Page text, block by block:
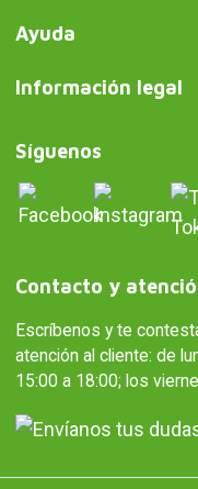
Ayuda
Información legal
Síguenos
Contacto y
Escríbenos y te
atención al cliente: de
15:00 a 18:00; los